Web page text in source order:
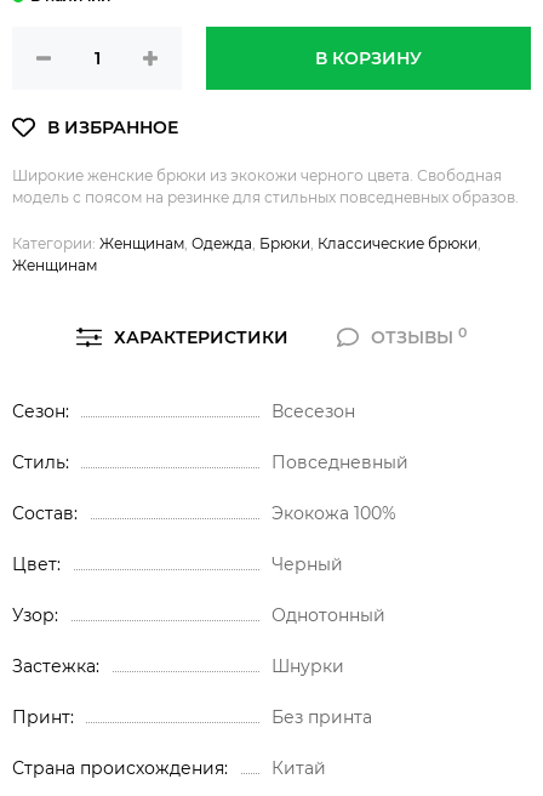
В КОРЗИНУ
Широкие женские брюки из экокожи черного цвета. Свободная
модель с поясом на резинке для стильных повседневных образов.
Категории: Женщинам, Одежда, Брюки, Классические брюки,
Женщинам
ХАРАКТЕРИСТИКИ ОТЗЫВЫ0
Сезон Всесезон
Стиль Повседневный
Состав Экокожа 100%
Цвет Черный
Узор Однотонный
Застежка Шнурки
Принт Без принта
Страна происхождения Китай